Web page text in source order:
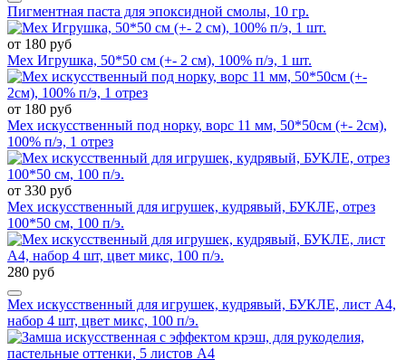
Пигментная паста для эпоксидной смолы, 10 гр.
от 180 руб
Мех Игрушка, 50*50 см (+- 2 см), 100% п/э, 1 шт.
от 180 руб
Мех искусственный под норку, ворс 11 мм, 50*50см (+- 2см),
100% п/э, 1 отрез
от 330 руб
Мех искусственный для игрушек, кудрявый, БУКЛЕ, отрез
100*50 см, 100 п/э.
280 руб
Мех искусственный для игрушек, кудрявый, БУКЛЕ, лист А4,
набор 4 шт, цвет микс, 100 п/э.